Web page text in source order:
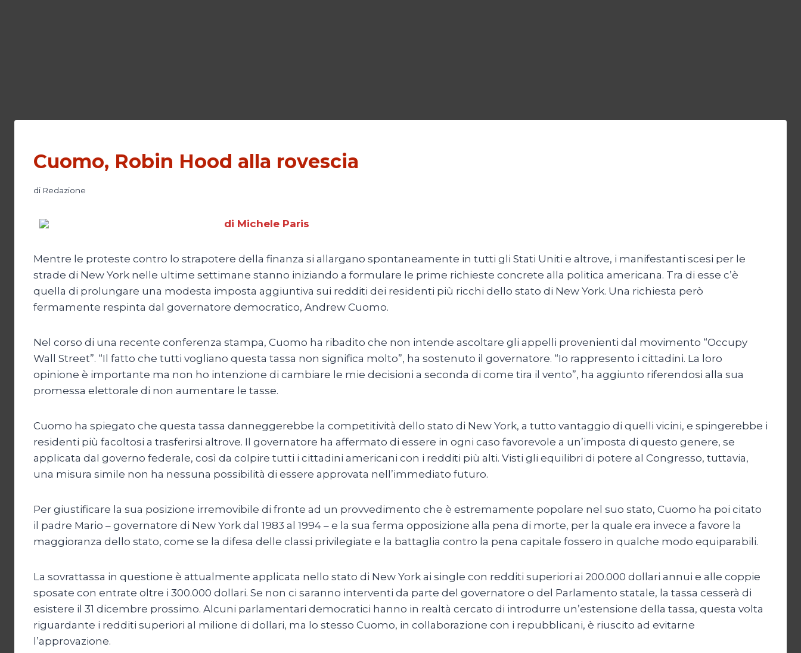
Cuomo, Robin Hood alla rovescia
di Redazione
di Michele Paris
Mentre le proteste contro lo strapotere della finanza si allargano spontaneamente in tutti gli Stati Uniti e altrove, i manifestanti scesi per le
strade di New York nelle ultime settimane stanno iniziando a formulare le prime richieste concrete alla politica americana. Tra di esse c’è
quella di prolungare una modesta imposta aggiuntiva sui redditi dei residenti più ricchi dello stato di New York. Una richiesta però
fermamente respinta dal governatore democratico, Andrew Cuomo.
Nel corso di una recente conferenza stampa, Cuomo ha ribadito che non intende ascoltare gli appelli provenienti dal movimento “Occupy
Wall Street”. “Il fatto che tutti vogliano questa tassa non significa molto”, ha sostenuto il governatore. “Io rappresento i cittadini. La loro
opinione è importante ma non ho intenzione di cambiare le mie decisioni a seconda di come tira il vento”, ha aggiunto riferendosi alla sua
promessa elettorale di non aumentare le tasse.
Cuomo ha spiegato che questa tassa danneggerebbe la competitività dello stato di New York, a tutto vantaggio di quelli vicini, e spingerebbe i
residenti più facoltosi a trasferirsi altrove. Il governatore ha affermato di essere in ogni caso favorevole a un’imposta di questo genere, se
applicata dal governo federale, così da colpire tutti i cittadini americani con i redditi più alti. Visti gli equilibri di potere al Congresso, tuttavia,
una misura simile non ha nessuna possibilità di essere approvata nell’immediato futuro.
Per giustificare la sua posizione irremovibile di fronte ad un provvedimento che è estremamente popolare nel suo stato, Cuomo ha poi citato
il padre Mario – governatore di New York dal 1983 al 1994 – e la sua ferma opposizione alla pena di morte, per la quale era invece a favore la
maggioranza dello stato, come se la difesa delle classi privilegiate e la battaglia contro la pena capitale fossero in qualche modo equiparabili.
La sovrattassa in questione è attualmente applicata nello stato di New York ai single con redditi superiori ai 200.000 dollari annui e alle coppie
sposate con entrate oltre i 300.000 dollari. Se non ci saranno interventi da parte del governatore o del Parlamento statale, la tassa cesserà di
esistere il 31 dicembre prossimo. Alcuni parlamentari democratici hanno in realtà cercato di introdurre un’estensione della tassa, questa volta
riguardante i redditi superiori al milione di dollari, ma lo stesso Cuomo, in collaborazione con i repubblicani, è riuscito ad evitarne
l’approvazione.